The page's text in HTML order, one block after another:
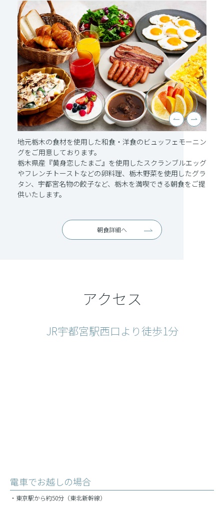
地元栃木の食材を使用した和食・洋食のビュッフェモーニン
グをご用意しております。
栃木県産『黄身恋したまご』を使用したスクランブルエッグ
やフレンチトーストなどの卵料理、栃木野菜を使用したグラ
タン、宇都宮名物の餃子など、栃木を満喫できる朝食をご提
供いたします。
朝食詳細へ
アクセス
JR宇都宮駅西口より徒歩1分
電車でお越しの場合
・東京駅から約50分（東北新幹線）